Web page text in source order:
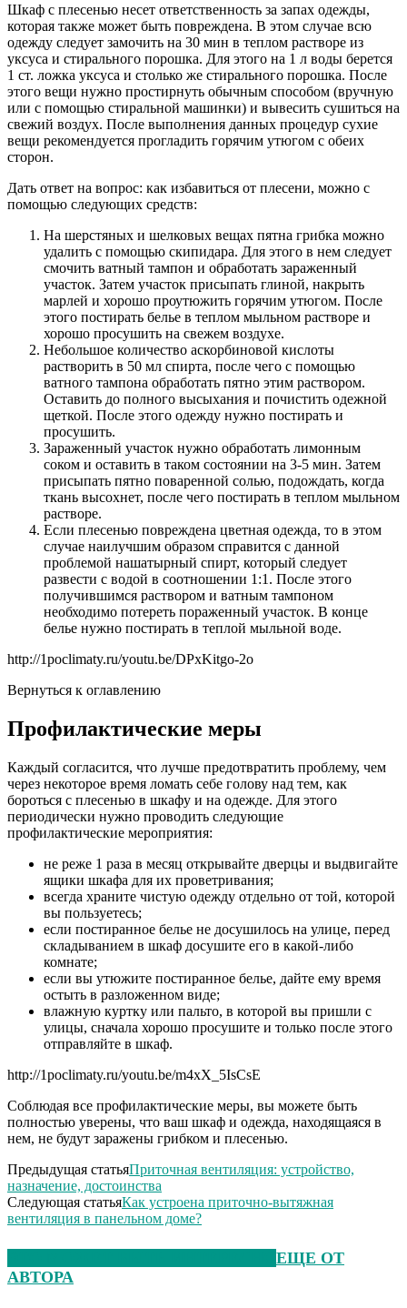
Шкаф с плесенью несет ответственность за запах одежды,
которая также может быть повреждена. В этом случае всю
одежду следует замочить на 30 мин в теплом растворе из
уксуса и стирального порошка. Для этого на 1 л воды берется
1 ст. ложка уксуса и столько же стирального порошка. После
этого вещи нужно простирнуть обычным способом (вручную
или с помощью стиральной машинки) и вывесить сушиться на
свежий воздух. После выполнения данных процедур сухие
вещи рекомендуется прогладить горячим утюгом с обеих
сторон.
Дать ответ на вопрос: как избавиться от плесени, можно с
помощью следующих средств:
На шерстяных и шелковых вещах пятна грибка можно
удалить с помощью скипидара. Для этого в нем следует
смочить ватный тампон и обработать зараженный
участок. Затем участок присыпать глиной, накрыть
марлей и хорошо проутюжить горячим утюгом. После
этого постирать белье в теплом мыльном растворе и
хорошо просушить на свежем воздухе.
Небольшое количество аскорбиновой кислоты
растворить в 50 мл спирта, после чего с помощью
ватного тампона обработать пятно этим раствором.
Оставить до полного высыхания и почистить одежной
щеткой. После этого одежду нужно постирать и
просушить.
Зараженный участок нужно обработать лимонным
соком и оставить в таком состоянии на 3-5 мин. Затем
присыпать пятно поваренной солью, подождать, когда
ткань высохнет, после чего постирать в теплом мыльном
растворе.
Если плесенью повреждена цветная одежда, то в этом
случае наилучшим образом справится с данной
проблемой нашатырный спирт, который следует
развести с водой в соотношении 1:1. После этого
получившимся раствором и ватным тампоном
необходимо потереть пораженный участок. В конце
белье нужно постирать в теплой мыльной воде.
http://1poclimaty.ru/youtu.be/DPxKitgo-2o
Вернуться к оглавлению
Профилактические меры
Каждый согласится, что лучше предотвратить проблему, чем
через некоторое время ломать себе голову над тем, как
бороться с плесенью в шкафу и на одежде. Для этого
периодически нужно проводить следующие
профилактические мероприятия:
не реже 1 раза в месяц открывайте дверцы и выдвигайте
ящики шкафа для их проветривания;
всегда храните чистую одежду отдельно от той, которой
вы пользуетесь;
если постиранное белье не досушилось на улице, перед
складыванием в шкаф досушите его в какой-либо
комнате;
если вы утюжите постиранное белье, дайте ему время
остыть в разложенном виде;
влажную куртку или пальто, в которой вы пришли с
улицы, сначала хорошо просушите и только после этого
отправляйте в шкаф.
http://1poclimaty.ru/youtu.be/m4xX_5IsCsE
Соблюдая все профилактические меры, вы можете быть
полностью уверены, что ваш шкаф и одежда, находящаяся в
нем, не будут заражены грибком и плесенью.
Предыдущая статьяПриточная вентиляция: устройство,
назначение, достоинства
Следующая статьяКак устроена приточно-вытяжная
вентиляция в панельном доме?
ЕЩЕ ОТ
АВТОРА